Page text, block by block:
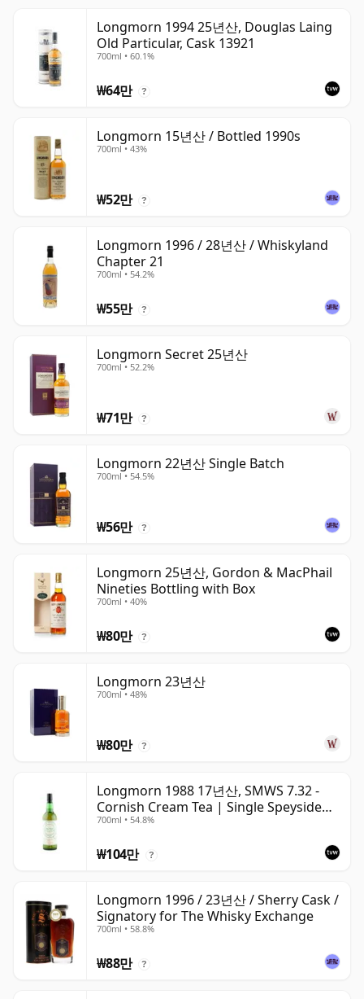
Longmorn 1994 25년산, Douglas Laing
Old Particular, Cask 13921
700ml • 60.1%
₩64만 ?
Longmorn 15년산 / Bottled 1990s
700ml • 43%
₩52만 ?
Longmorn 1996 / 28년산 / Whiskyland
Chapter 21
700ml • 54.2%
₩55만 ?
Longmorn Secret 25년산
700ml • 52.2%
₩71만 ?
Longmorn 22년산 Single Batch
700ml • 54.5%
₩56만 ?
Longmorn 25년산, Gordon & MacPhail
Nineties Bottling with Box
700ml • 40%
₩80만 ?
Longmorn 23년산
700ml • 48%
₩80만 ?
Longmorn 1988 17년산, SMWS 7.32 -
Cornish Cream Tea | Single Speyside
Malt Whisky | 54.8% | 70cl | The
700ml • 54.8%
₩104만 ?
Longmorn 1996 / 23년산 / Sherry Cask /
Signatory for The Whisky Exchange
700ml • 58.8%
₩88만 ?